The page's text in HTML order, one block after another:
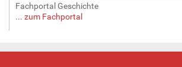
Fachportal Geschichte
... zum Fachportal